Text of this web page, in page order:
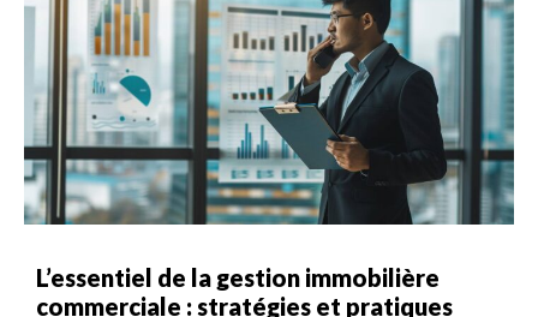
L’essentiel de la gestion immobilière
commerciale : stratégies et pratiques